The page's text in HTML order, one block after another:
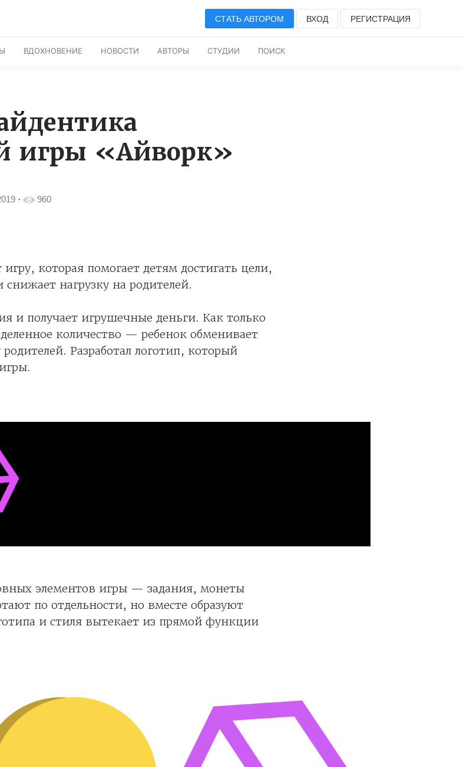
СТАТЬ АВТОРОМ ВХОД РЕГИСТРАЦИЯ
ВДОХНОВЕНИЕ НОВОСТИ АВТОРЫ СТУДИИ ПОИСК
игры «Айворк»
· 960
которая помогает детям достигать цели,
снижает нагрузку на родителей.
и получает игрушечные деньги. Как только
количество — ребенок обменивает
Разработал логотип, который
элементов игры — задания, монеты
по отдельности, но вместе образуют
и стиля вытекает из прямой функции